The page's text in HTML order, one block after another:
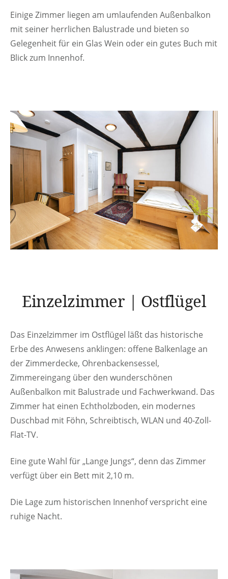
Einige Zimmer liegen am umlaufenden Außenbalkon
mit seiner herrlichen Balustrade und bieten so
Gelegenheit für ein Glas Wein oder ein gutes Buch mit
Blick zum Innenhof.
Einzelzimmer | Ostflügel
Das Einzelzimmer im Ostflügel läßt das historische
Erbe des Anwesens anklingen: offene Balkenlage an
der Zimmerdecke, Ohrenbackensessel,
Zimmereingang über den wunderschönen
Außenbalkon mit Balustrade und Fachwerkwand. Das
Zimmer hat einen Echtholzboden, ein modernes
Duschbad mit Föhn, Schreibtisch, WLAN und 40-Zoll-
Flat-TV.
Eine gute Wahl für „Lange Jungs“, denn das Zimmer
verfügt über ein Bett mit 2,10 m.
Die Lage zum historischen Innenhof verspricht eine
ruhige Nacht.